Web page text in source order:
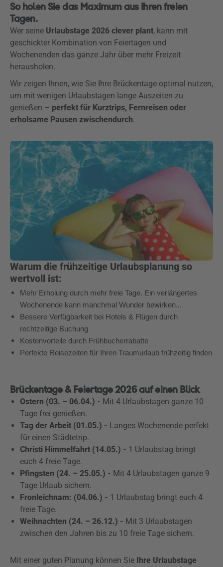
So holen Sie das Maximum aus Ihren freien
Tagen.
Wer seine Urlaubstage 2026 clever plant, kann mit
geschickter Kombination von Feiertagen und
Wochenenden das ganze Jahr über mehr Freizeit
herausholen.
Wir zeigen Ihnen, wie Sie Ihre Brückentage optimal nutzen,
um mit wenigen Urlaubstagen lange Auszeiten zu
genießen – perfekt für Kurztrips, Fernreisen oder
erholsame Pausen zwischendurch.
Warum die frühzeitige Urlaubsplanung so
wertvoll ist:
Mehr Erholung durch mehr freie Tage. Ein verlängertes
Wochenende kann manchmal Wunder bewirken...
Bessere Verfügbarkeit bei Hotels & Flügen durch
rechtzeitige Buchung
Kostenvorteile durch Frühbucherrabatte
Perfekte Reisezeiten für Ihren Traumurlaub frühzeitig finden
Brückentage & Feiertage 2026 auf einen Blick
Ostern (03. – 06.04.) - Mit 4 Urlaubstagen ganze 10
Tage frei genießen.
Tag der Arbeit (01.05.) - Langes Wochenende perfekt
für einen Städtetrip.
Christi Himmelfahrt (14.05.) - 1 Urlaubstag bringt
euch 4 freie Tage.
Pfingsten (24. – 25.05.) - Mit 4 Urlaubstagen ganze 9
Tage Urlaub sichern.
Fronleichnam: (04.06.) - 1 Urlaubstag bringt euch 4
freie Tage.
Weihnachten (24. – 26.12.) - Mit 3 Urlaubstagen
zwischen den Jahren bis zu 10 freie Tage sichern.
Mit einer guten Planung können Sie Ihre Urlaubstage